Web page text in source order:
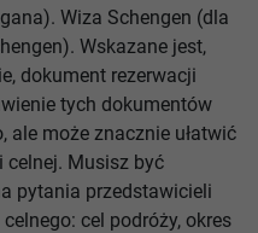
Wiza Schengen (dla
Wskazane jest,
dokument rezerwacji
tych dokumentów
ale może znacznie ułatwić
celnej. Musisz być
pytania przedstawicieli
cel podróży, okres